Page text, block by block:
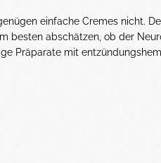
einfache Cremes nicht.
besten abschätzen, ob der
Präparate mit